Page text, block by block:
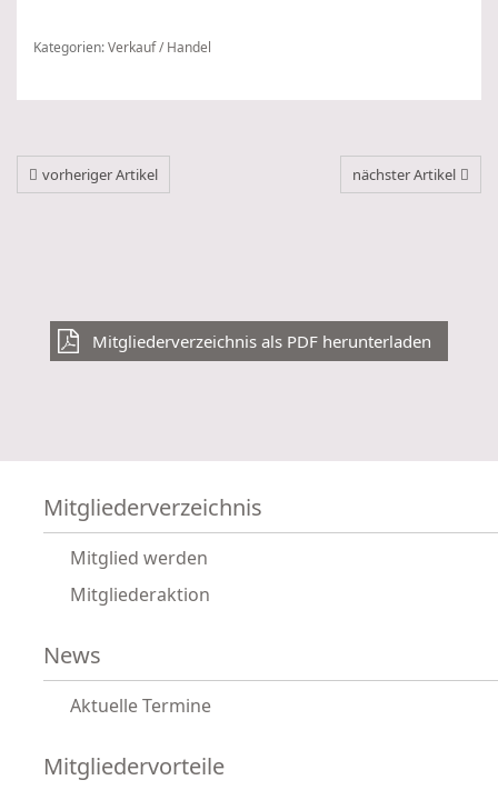
Kategorien:Verkauf / Handel
vorheriger Artikel nächster Artikel
Mitgliederverzeichnis als PDF herunterladen
Mitgliederverzeichnis
Mitglied werden
Mitgliederaktion
News
Aktuelle Termine
Mitgliedervorteile